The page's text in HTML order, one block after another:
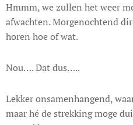
Hmmm, we zullen het weer
afwachten. Morgenochtend
horen hoe of wat.
Nou…. Dat dus…..
Lekker onsamenhangend,
maar hé de strekking moge